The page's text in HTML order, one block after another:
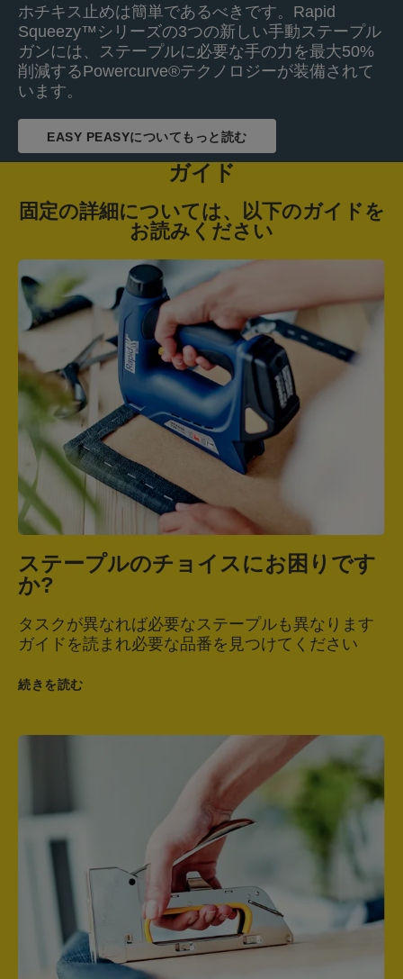
ホチキス止めは簡単であるべきです。Rapid
Squeezy™シリーズの3つの新しい手動ステープル
ガンには、ステープルに必要な手の力を最大50%
削減するPowercurve®テクノロジーが装備されて
います。
EASY PEASYについてもっと読む
ガイド
固定の詳細については、以下のガイドを
お読みください
ステープルのチョイスにお困りです
か?
タスクが異なれば必要なステープルも異なります
ガイドを読まれ必要な品番を見つけてください
続きを読む